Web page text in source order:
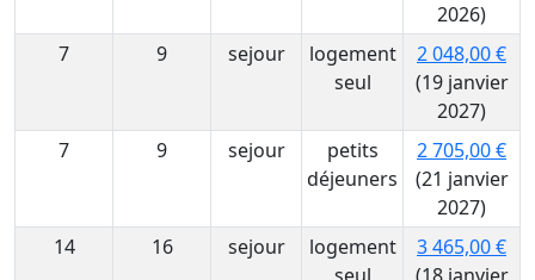
2026)
7
9 sejour
logement
seul
2 048,00 €
(19 janvier
2027)
7
9 sejour
petits
déjeuners
2 705,00 €
(21 janvier
2027)
14
16 sejour
logement
3 465,00 €